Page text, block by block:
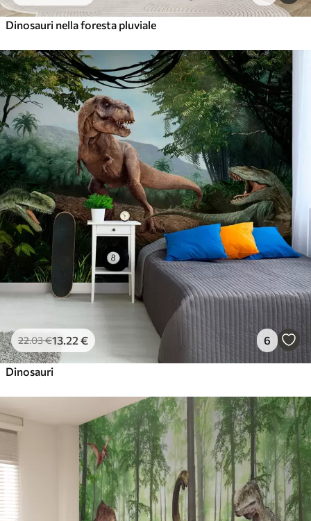
Dinosauri nella foresta pluviale
22.03€13 .22 € 6
Dinosauri